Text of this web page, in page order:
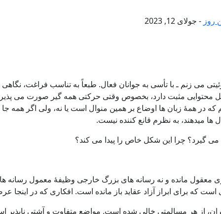
روز - جولای 12, 2023
می زنم ـ با تأسی به جوانان فعال. طبعاً به تناسب فراغت،
مثبت دارد، بخصوص وقتی حرکتی همه گیر صورت می
همۀ زبان ها اوضاع بر همین منوال است یا نه، ولی اگر همه جا
ها میدهند، به نظرم قانع کننده نیست.
گیرد؟ چرا این شکل خاص را پیدا می کند؟
مانده و نه رسانه های بزرگ خارجی وظیفۀ معمول رسانه ها
که برای ابراز آزاد عقاید باز مانده است. افکاری که در
از هر مسالمتی خالی شده است. مواضع متفاوت و آشتی ناپذیر